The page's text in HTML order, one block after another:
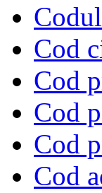
Cod
Cod
Cod
Cod
Cod